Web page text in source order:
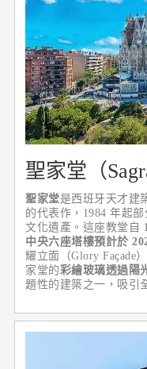
聖家堂（
聖家堂是西班牙天才建
的代表作，1984 年起
文化遺產。這座教堂自
中央六座塔樓預計於
耀立面（Glory Façade
家堂的彩繪玻璃透過陽
題性的建築之一，吸引